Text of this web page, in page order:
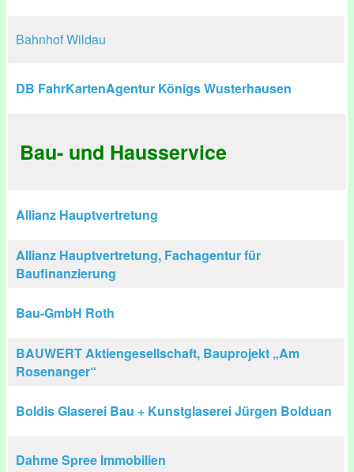
Bahnhof Wildau
DB FahrKartenAgentur Königs Wusterhausen
Bau- und Hausservice
Allianz Hauptvertretung
Allianz Hauptvertretung, Fachagentur für
Baufinanzierung
Bau-GmbH Roth
BAUWERT Aktiengesellschaft, Bauprojekt „Am
Rosenanger“
Boldis Glaserei Bau + Kunstglaserei Jürgen Bolduan
Dahme Spree Immobilien